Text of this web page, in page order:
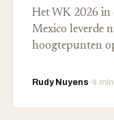
Het WK 2026 in
Mexico leverde
hoogtepunten
Rudy Nuyens·4 min